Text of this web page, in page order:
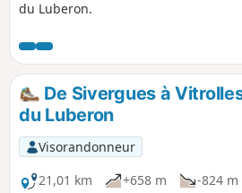
du Luberon.
De Sivergues à
du Luberon
Visorandonneur
21,01 km
+658 m
-824 m